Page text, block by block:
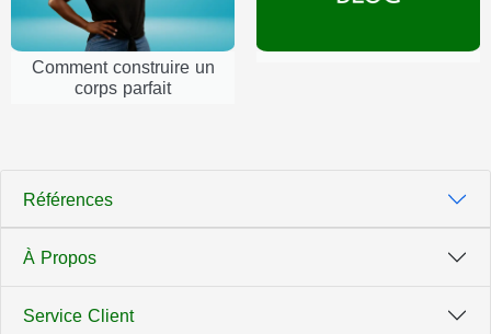
Comment construire un
corps parfait
Références
À Propos
Service Client